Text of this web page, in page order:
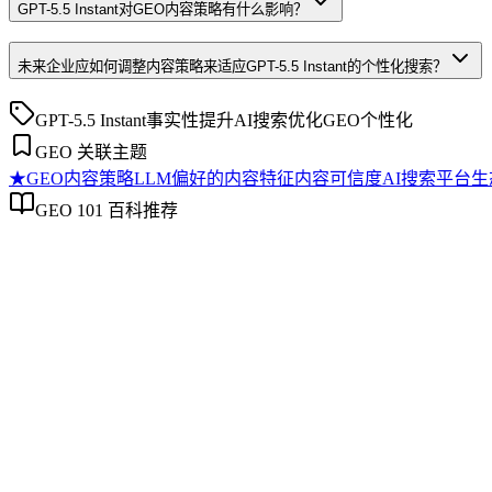
GPT-5.5 Instant对GEO内容策略有什么影响？
未来企业应如何调整内容策略来适应GPT-5.5 Instant的个性化搜索？
GPT-5.5 Instant事实性提升AI搜索优化GEO个性化
GEO 关联主题
★GEO内容策略LLM偏好的内容特征内容可信度AI搜索平台生
GEO 101 百科推荐